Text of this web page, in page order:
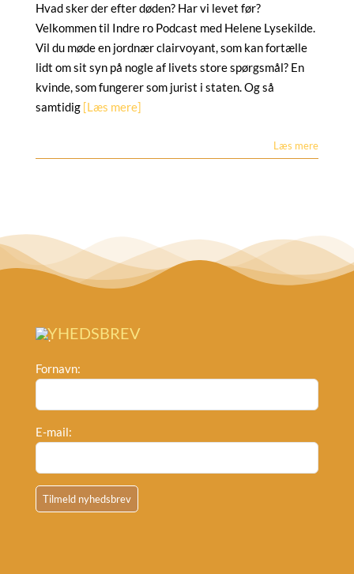
Hvad sker der efter døden? Har vi levet før?
Velkommen til Indre ro Podcast med Helene Lysekilde.
Vil du møde en jordnær clairvoyant, som kan fortælle
lidt om sit syn på nogle af livets store spørgsmål? En
kvinde, som fungerer som jurist i staten. Og så
samtidig [Læs mere]
Læs mere
NYHEDSBREV
Fornavn:
E-mail: